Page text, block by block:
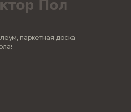
паркетная доска